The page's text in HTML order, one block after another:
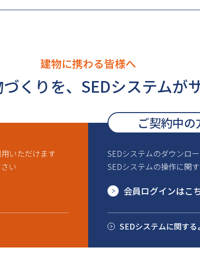
建物に携わる皆様へ
くりを、 SEDシステムが
いただけます
い
ご契約中の
SEDシステムのダウンロ
SEDシステムの操作に関
会員ログインはこ
SEDシステムに関す